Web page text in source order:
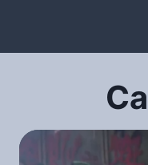
contenu